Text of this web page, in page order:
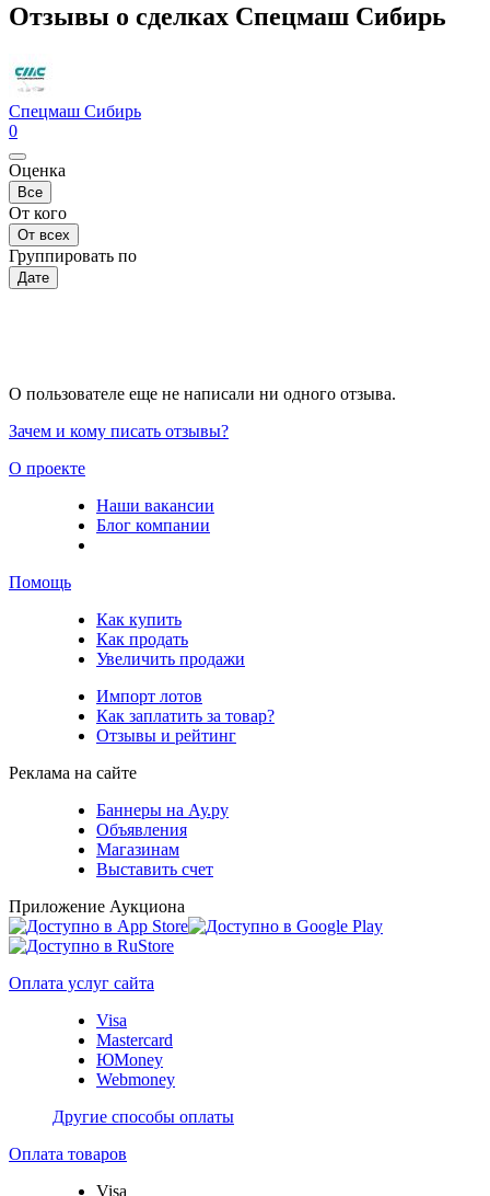
Отзывы о сделках Спецмаш Сибирь
Спецмаш Сибирь
0
Оценка
Все
От кого
От всех
Группировать по
Дате
О пользователе еще не написали ни одного отзыва.
Зачем и кому писать отзывы?
О проекте
Наши вакансии
Блог компании
Помощь
Как купить
Как продать
Увеличить продажи
Импорт лотов
Как заплатить за товар?
Отзывы и рейтинг
Реклама на сайте
Баннеры на Ау.ру
Объявления
Магазинам
Выставить счет
Приложение Аукциона
Оплата услуг сайта
Visa
Mastercard
ЮMoney
Webmoney
Другие способы оплаты
Оплата товаров
Visa